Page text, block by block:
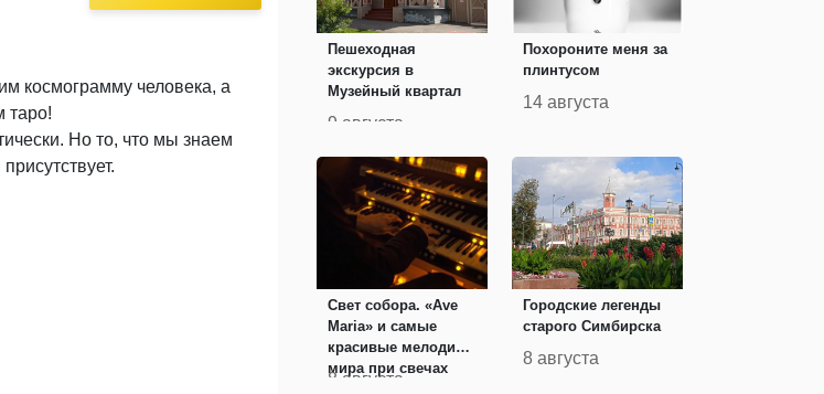
космограмму человека, а
таро!
Но то, что мы знаем
Пешеходная
экскурсия в
Музейный квартал
9 августа
Похороните меня за
плинтусом
14 августа
Свет собора. «Ave
Maria» и самые
красивые мелодии
мира при свечах
8 августа
Городские легенды
старого Симбирска
8 августа